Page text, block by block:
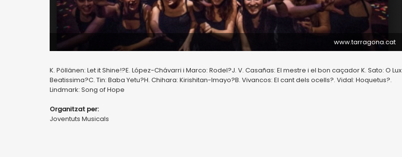
www.tarragona.cat
K. Pöllänen: Let it Shine!?E. López-Chávarri i Marco: Rodel?J. V. Casañas: El mestre i el bon caçador K. Sato: O Lux
Beatissima?C. Tin: Baba Yetu?H. Chihara: Kirishitan-Imayo?B. Vivancos: El cant dels ocells?. Vidal: Hoquetus?.
Lindmark: Song of Hope
Organitzat per:
Joventuts Musicals